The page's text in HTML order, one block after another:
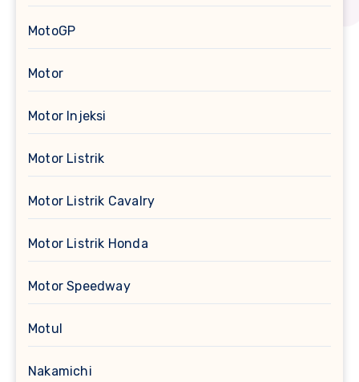
MotoGP
Motor
Motor Injeksi
Motor Listrik
Motor Listrik Cavalry
Motor Listrik Honda
Motor Speedway
Motul
Nakamichi